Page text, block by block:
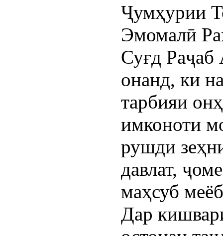
Ҷумҳурии
Эмомалӣ
Суғд Раҷаб
онанд, ки
тарбияи
имконоти
рушди
давлат,
маҳсуб
Дар